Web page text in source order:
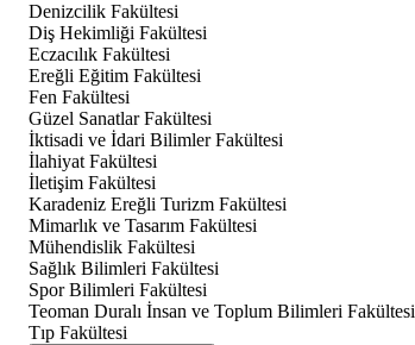
Denizcilik Fakültesi
Diş Hekimliği Fakültesi
Eczacılık Fakültesi
Ereğli Eğitim Fakültesi
Fen Fakültesi
Güzel Sanatlar Fakültesi
İktisadi ve İdari Bilimler Fakültesi
İlahiyat Fakültesi
İletişim Fakültesi
Karadeniz Ereğli Turizm Fakültesi
Mimarlık ve Tasarım Fakültesi
Mühendislik Fakültesi
Sağlık Bilimleri Fakültesi
Spor Bilimleri Fakültesi
Teoman Duralı İnsan ve Toplum Bilimleri Fakültesi
Tıp Fakültesi